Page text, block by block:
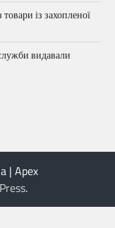
із захопленої
видавали
| Apex
.